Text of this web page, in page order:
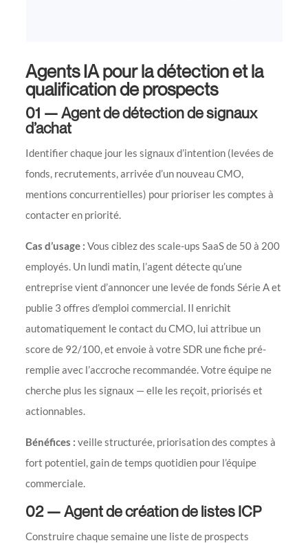
Agents IA pour la détection et la
qualification de prospects
01 — Agent de détection de signaux
d’achat
Identifier chaque jour les signaux d’intention (levées de
fonds, recrutements, arrivée d’un nouveau CMO,
mentions concurrentielles) pour prioriser les comptes à
contacter en priorité.
Cas d’usage : Vous ciblez des scale-ups SaaS de 50 à 200
employés. Un lundi matin, l’agent détecte qu’une
entreprise vient d’annoncer une levée de fonds Série A et
publie 3 offres d’emploi commercial. Il enrichit
automatiquement le contact du CMO, lui attribue un
score de 92/100, et envoie à votre SDR une fiche pré-
remplie avec l’accroche recommandée. Votre équipe ne
cherche plus les signaux — elle les reçoit, priorisés et
actionnables.
Bénéfices : veille structurée, priorisation des comptes à
fort potentiel, gain de temps quotidien pour l’équipe
commerciale.
02 — Agent de création de listes ICP
Construire chaque semaine une liste de prospects